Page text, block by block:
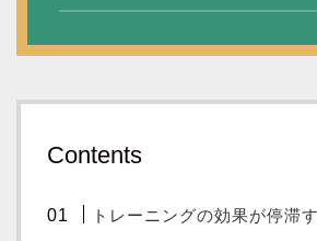
Contents
トレーニングの効果が停滞